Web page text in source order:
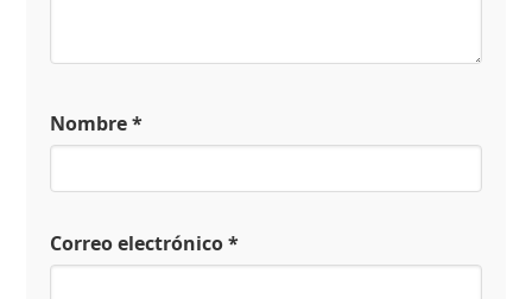
Nombre*
Correo electrónico*